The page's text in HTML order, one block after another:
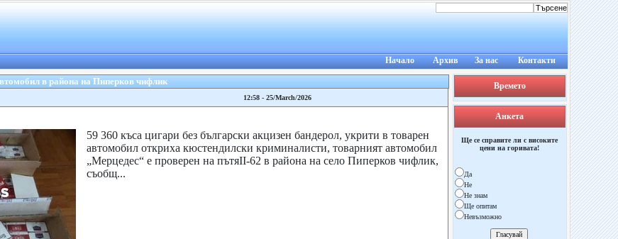
Начало Архив За нас Контакти
в района на Пиперков чифлик
12:58 - 25/March/2026
59 360 къса цигари без български акцизен бандерол, укрити в товарен
автомобил откриха кюстендилски криминалисти, товарният автомобил
„Мерцедес“ е проверен на пътяII-62 в района на село Пиперков чифлик,
съобщ...
Времето
Анкета
Ще се справите ли с високите
цени на горивата!
Да
Не
Не знам
Ще опитам
Невъзможно